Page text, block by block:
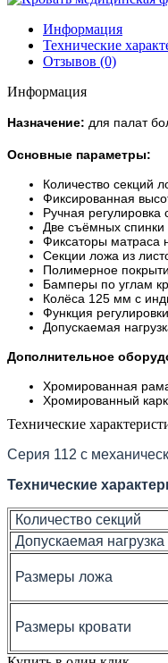
Информация
Технические
Отзывов (0)
Информация
Назначение: для палат
Основные параметры:
Количество секций
Фиксированная
Ручная
Две съёмных спинки
Фиксаторы матраса
Секции ложа из
Полимерное
Бамперы по углам
Колёса 125 мм с
Функция
Допускаемая
Дополнительное
Хромированная
Хромированный
Технические
Серия 112 с
Технические
Количество секций
Допускаемая нагрузка
Размеры ложа
Размеры кровати